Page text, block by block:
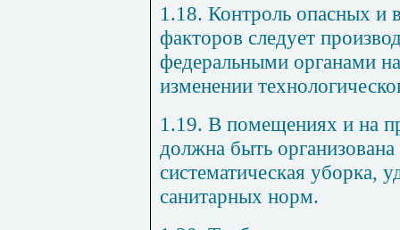
1.18. Контроль опасных и
факторов следует
федеральными органами
изменении
1.19. В помещениях и на
должна быть
систематическая уборка,
санитарных норм.